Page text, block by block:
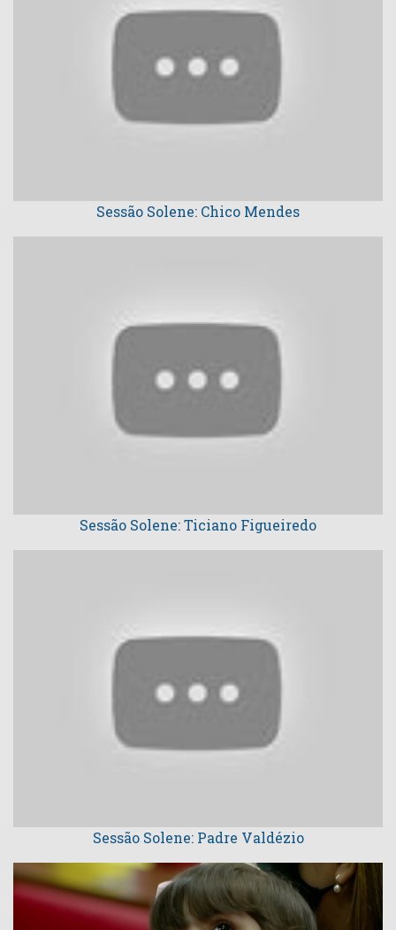
Sessão Solene: Chico Mendes
Sessão Solene: Ticiano Figueiredo
Sessão Solene: Padre Valdézio